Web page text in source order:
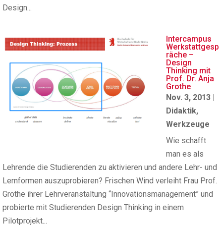
Design...
Intercampus
Werkstattgesp
räche –
Design
Thinking mit
Prof. Dr. Anja
Grothe
Nov. 3, 2013 |
Didaktik,
Werkzeuge
Wie schafft
man es als
Lehrende die Studierenden zu aktivieren und andere Lehr- und
Lernformen auszuprobieren? Frischen Wind verleiht Frau Prof.
Grothe ihrer Lehrveranstaltung “Innovationsmanagement” und
probierte mit Studierenden Design Thinking in einem
Pilotprojekt...